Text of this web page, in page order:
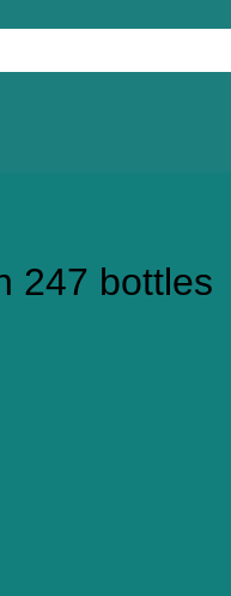
247 bottles